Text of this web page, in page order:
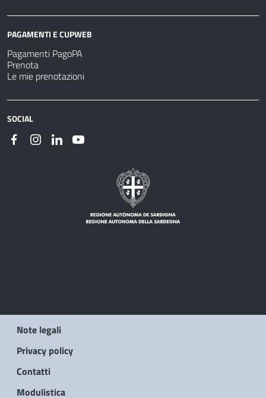
PAGAMENTI E CUPWEB
Pagamenti PagoPA
Prenota
Le mie prenotazioni
SOCIAL
Note legali
Privacy policy
Contatti
Modulistica